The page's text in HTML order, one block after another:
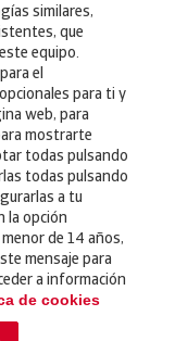
similares,
que
equipo.
el
para ti y
web, para
mostrarte
todas pulsando
todas pulsando
a tu
la opción
de 14 años,
mensaje para
a información
de cookies